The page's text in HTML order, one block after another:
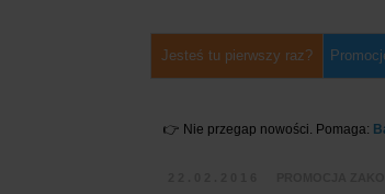
Jesteś tu pierwszy raz?
👉 Nie przegap nowości. Pomaga: